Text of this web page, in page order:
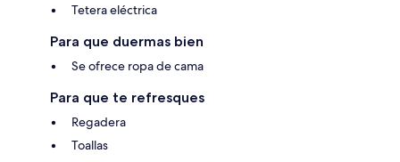
Tetera eléctrica
Para que duermas bien
Se ofrece ropa de cama
Para que te refresques
Regadera
Toallas